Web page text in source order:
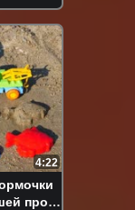
4:22
про